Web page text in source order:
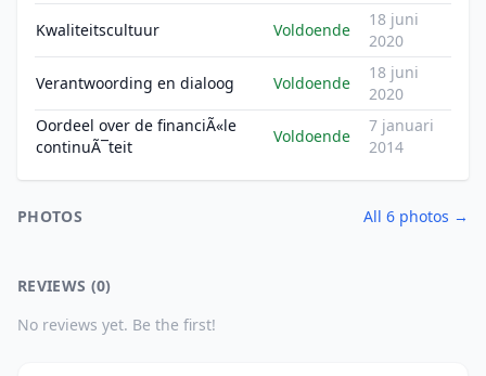
Kwaliteitscultuur Voldoende
18 juni
2020
Verantwoording en dialoog Voldoende
18 juni
2020
Oordeel over de financiÃ«le
continuÃ¯teit
Voldoende
7 januari
2014
PHOTOS All 6 photos →
REVIEWS (0)
No reviews yet. Be the first!